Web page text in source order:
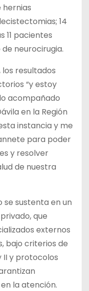
hernias
14
11 pacientes
neurocirugia.
resultados
“y estoy
acompañado
en la Región
instancia y me
para poder
y resolver
de nuestra
se sustenta en un
que
externos
bajo criterios de
II y protocolos
la atención.